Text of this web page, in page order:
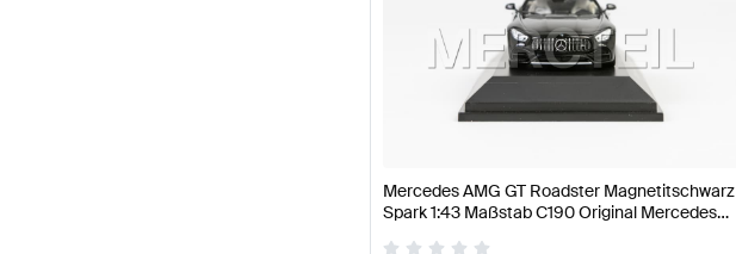
Mercedes AMG GT Roadster Magnetitschwarz
Spark 1:43 Maßstab C190 Original Mercedes